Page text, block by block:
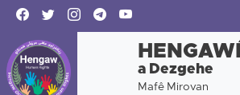
a Dezgehe
Mafê Mirovan